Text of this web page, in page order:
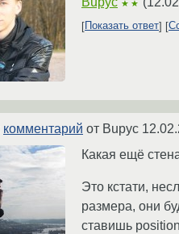
★★
Показать ответ
комментарий от Bupyc
Какая ещё
Это кстати,
размера, они
ставишь